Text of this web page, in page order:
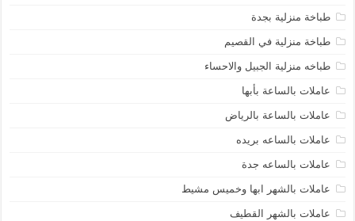
طباخة منزلية بجدة
طباخة منزلية في القصيم
طباخه منزلية الجبيل والاحساء
عاملات بالساعة بأبها
عاملات بالساعة بالرياض
عاملات بالساعه بريده
عاملات بالساعه جدة
عاملات بالشهر ابها وخميس مشيط
عاملات بالشهر القطيف